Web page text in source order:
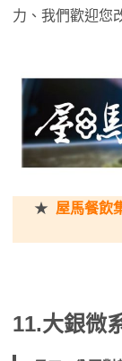
力、我們歡迎您
★ 屋馬餐飲
11.大銀微